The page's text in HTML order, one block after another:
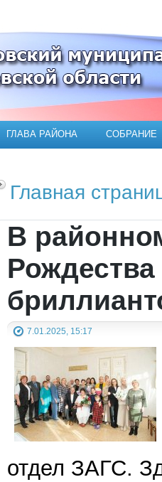
Марксовского
ГЛАВА РАЙОНА СОБРАНИЕ
Главная
В
7.01.2025, 15:17
отдел ЗАГС.